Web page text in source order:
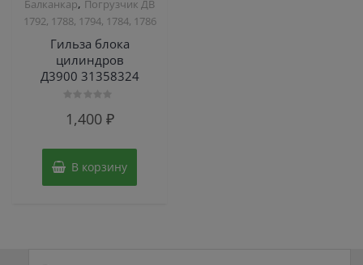
Балканкар, Погрузчик ДВ
1792, 1788, 1794, 1784, 1786
Гильза блока
цилиндров
Д3900 31358324
01,400 ₽
В корзину